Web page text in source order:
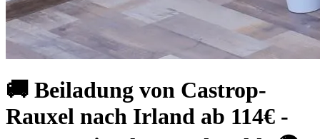
🚚 Beiladung von Castrop-
Rauxel nach Irland ab 114€ -